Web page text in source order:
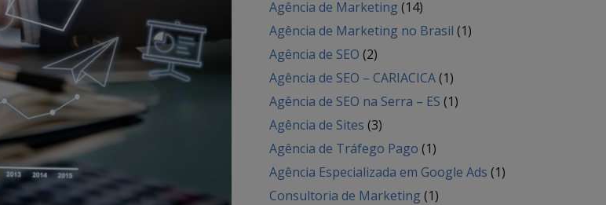
Agência de Marketing (14)
Agência de Marketing no Brasil (1)
Agência de SEO (2)
Agência de SEO – CARIACICA(1)
Agência de SEO na Serra – ES (1)
Agência de Sites (3)
Agência de Tráfego Pago (1)
Agência Especializada em Google Ads (1)
Consultoria de Marketing (1)